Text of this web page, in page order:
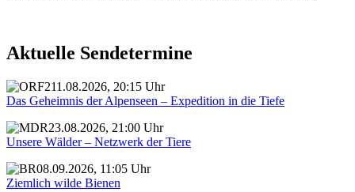
Aktuelle Sendetermine
11.08.2026, 20:15 Uhr
Das Geheimnis der Alpenseen – Expedition in die Tiefe
23.08.2026, 21:00 Uhr
Unsere Wälder – Netzwerk der Tiere
08.09.2026, 11:05 Uhr
Ziemlich wilde Bienen